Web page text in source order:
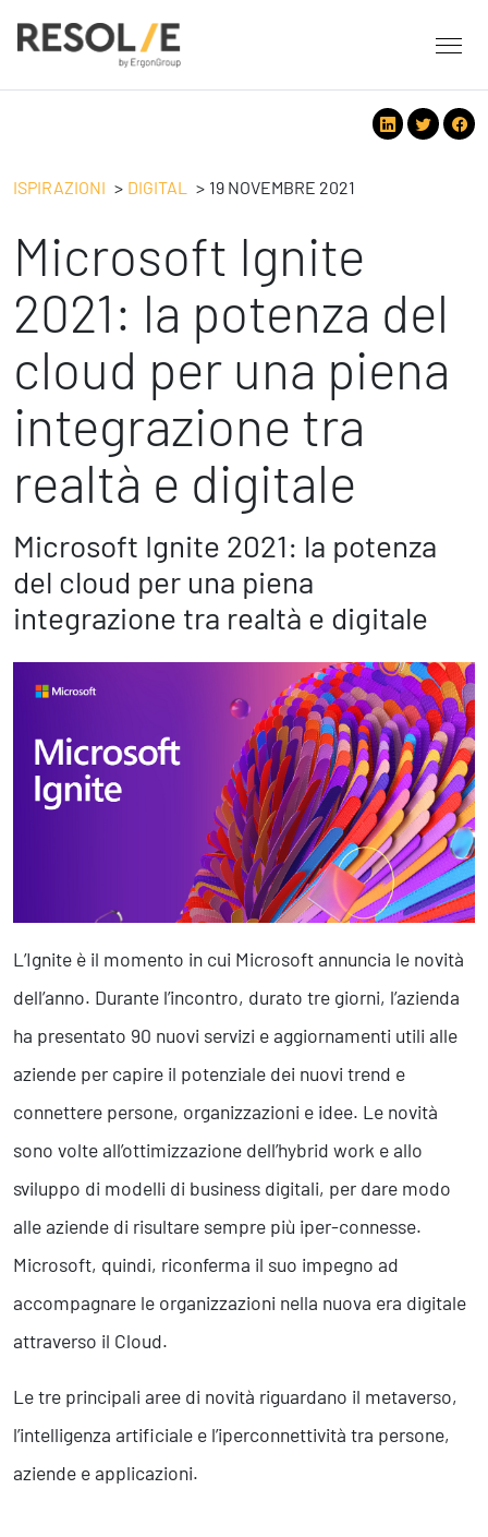
Servizi
People
Strategy
Future
Digital
Operation
Safety
Tecnologie
Eventi
Ispirazioni
Formazione
Contatti
People
Leadership
Benessere Organizzativo & Sostenibile
Performance Management
Strategy
Change Management
Business Process Improvement
People & Process
Marketing Strategico
231 Gestione Rischi
Future
Innovazione
Sostenibilità
Social Impacts
Europe
Produttività & Lavoro in Team
Sicurezza & Conformità
Sviluppo App
Operation
Smart Working
Efficientamento Aziendale
Project Management
Finanza & Gestione Economica
Risk Management
Sistemi di Gestione
Safety
Assistenza Ambientale
Sicurezza Alimentare
Cyber Security
ISPIRAZIONI DIGITAL 19 NOVEMBRE 2021
Microsoft Ignite
2021: la potenza del
cloud per una piena
integrazione tra
realtà e digitale
Microsoft Ignite 2021: la potenza
del cloud per una piena
integrazione tra realtà e digitale
L’Ignite è il momento in cui Microsoft annuncia le novità
dell’anno. Durante l’incontro, durato tre giorni, l’azienda
ha presentato 90 nuovi servizi e aggiornamenti utili alle
aziende per capire il potenziale dei nuovi trend e
connettere persone, organizzazioni e idee. Le novità
sono volte all’ottimizzazione dell’hybrid work e allo
sviluppo di modelli di business digitali, per dare modo
alle aziende di risultare sempre più iper-connesse.
Microsoft, quindi, riconferma il suo impegno ad
accompagnare le organizzazioni nella nuova era digitale
attraverso il Cloud.
Le tre principali aree di novità riguardano il metaverso,
l’intelligenza artificiale e l’iperconnettività tra persone,
aziende e applicazioni.